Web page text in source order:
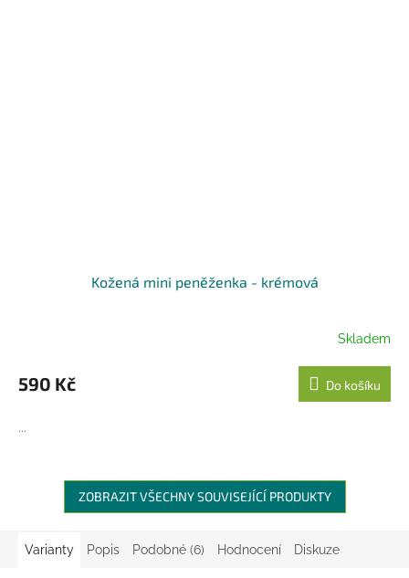
Kožená mini peněženka - krémová
Skladem
590 Kč Do košíku
...
ZOBRAZIT VŠECHNY SOUVISEJÍCÍ PRODUKTY
Varianty Popis Podobné (6) Hodnocení Diskuze